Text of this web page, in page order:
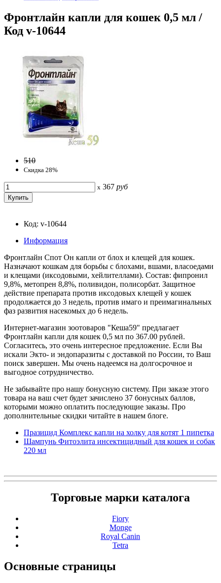
Фронтлайн капли для кошек 0,5 мл /
Код v-10644
510
Скидка 28%
x 367 руб
Код: v-10644
Информация
Фронтлайн Спот Он капли от блох и клещей для кошек.
Назначают кошкам для борьбы с блохами, вшами, власоедами
и клещами (иксодовыми, хейлителлами). Состав: фипронил
9,8%, метопрен 8,8%, поливидон, полисорбат. Защитное
действие препарата против иксодовых клещей у кошек
продолжается до 3 недель, против имаго и преимагинальных
фаз развития насекомых до 6 недель.
Интернет-магазин зоотоваров "Кеша59" предлагает
Фронтлайн капли для кошек 0,5 мл по 367.00 рублей.
Согласитесь, это очень интересное предложение. Если Вы
искали Экто- и эндопаразиты с доставкой по России, то Ваш
поиск завершен. Мы очень надеемся на долгосрочное и
выгодное сотрудничество.
Не забывайте про нашу бонусную систему. При заказе этого
товара на ваш счет будет зачислено 37 бонусных баллов,
которыми можно оплатить последующие заказы. Про
дополнительные скидки читайте в нашем блоге.
Празицид Комплекс капли на холку для котят 1 пипетка
Шампунь Фитоэлита инсектицидный для кошек и собак
220 мл
Торговые марки каталога
Fiory
Monge
Royal Canin
Tetra
Основные страницы